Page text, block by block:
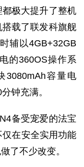
极大提升了整机
载了联发科旗舰
辅以4GB+32GB
的360OS操作系
3080mAh容量电
钟充满。
备受宠爱的法宝
在安全实用功能
了不少改变。